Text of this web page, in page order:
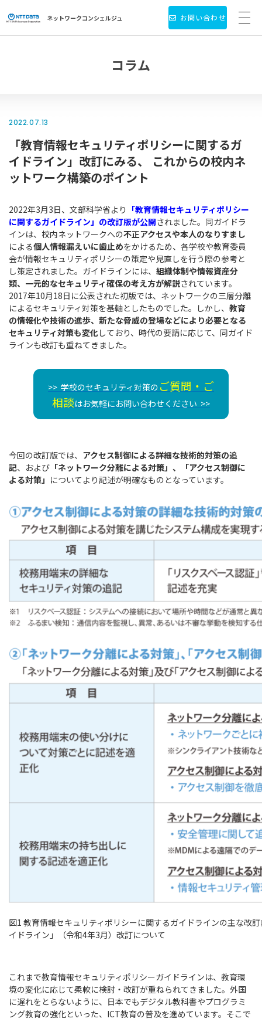
ネットワークコンシェルジュ
新着情報
個人情報保護方針
会社情報
お問い合わせ
コラム
2022.07.13
「教育情報セキュリティポリシーに関するガ
イドライン」改訂にみる、 これからの校内ネ
ットワーク構築のポイント
2022年3月3日、文部科学省より 「教育情報セキュリティポリシー
に関するガイドライン」の改訂版が公開されました。同ガイドラ
インは、校内ネットワークへの不正アクセスや本人のなりすまし
による個人情報漏えいに歯止めをかけるため、各学校や教育委員
会が情報セキュリティポリシーの策定や見直しを行う際の参考と
し策定されました。ガイドラインには、 組織体制や情報資産分
類、一元的なセキュリティ確保の考え方が解説されています。
2017年10月18日に公表された初版では、ネットワークの三層分離
によるセキュリティ対策を基軸としたものでした。しかし、 教育
の情報化や技術の進歩、新たな脅威の登場などにより必要となる
セキュリティ対策も変化しており、時代の要請に応じて、同ガイド
ラインも改訂も重ねてきました。
>> 学校のセキュリティ対策の ご質問・ご
相談はお気軽にお問い合わせ ください >>
今回の改訂版では、 アクセス制御による詳細な技術的対策の追
記、および 「ネットワーク分離による対策」、「アクセス制御に
よる対策」 についてより記述が明確なものとなっています。
図1 教育情報セキュリティポリシーに関するガイドラインの主な改
イドライン」（令和4年3月）改訂について
これまで教育情報セキュリティポリシーガイドラインは、教育環
境の変化に応じて柔軟に検討・改訂が重ねられてきました。外国
に遅れをとらないように、日本でもデジタル教科書やプログラミ
ング教育の強化といった、ICT教育の普及を進めています。そこで